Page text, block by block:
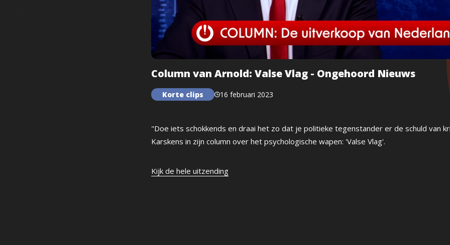
Column van Arnold: Valse Vlag - Ongehoord Nieuws
Korte clips 16 februari 2023
"Doe iets schokkends en draai het zo dat je politieke tegenstander er de schuld van
Karskens in zijn column over het psychologische wapen: 'Valse Vlag'.
Kijk de hele uitzending